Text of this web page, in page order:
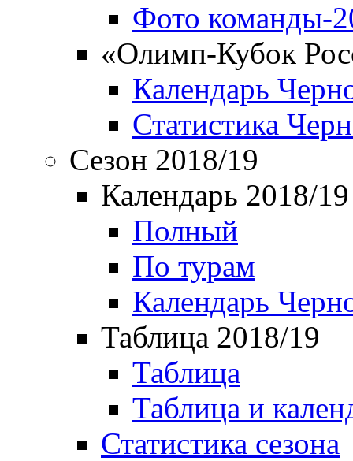
Фото команды-
«Олимп-Кубок
Календарь
Статистика
Сезон 2018/19
Календарь 2018/19
Полный
По турам
Календарь
Таблица 2018/19
Таблица
Таблица и
Статистика сезона